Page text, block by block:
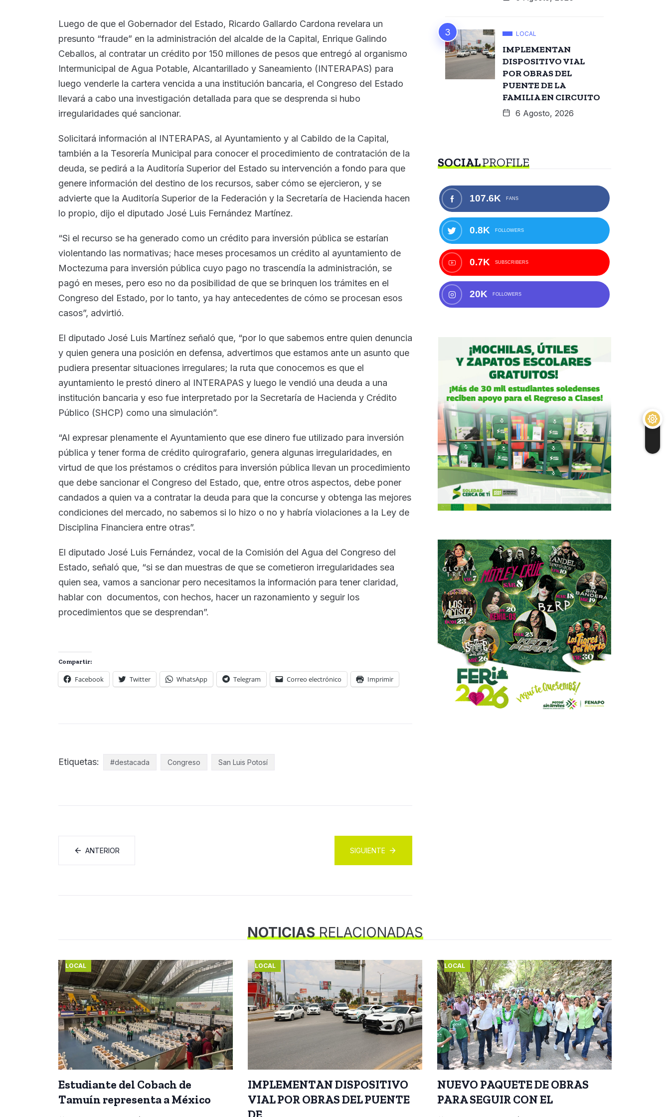
Luego de que el Gobernador del Estado, Ricardo Gallardo Cardona revelara un
presunto “fraude” en la administración del alcalde de la Capital, Enrique Galindo
Ceballos, al contratar un crédito por 150 millones de pesos que entregó al organismo
Intermunicipal de Agua Potable, Alcantarillado y Saneamiento (INTERAPAS) para
luego venderle la cartera vencida a una institución bancaria, el Congreso del Estado
llevará a cabo una investigación detallada para que se desprenda si hubo
irregularidades qué sancionar.
Solicitará información al INTERAPAS, al Ayuntamiento y al Cabildo de la Capital,
también a la Tesorería Municipal para conocer el procedimiento de contratación de la
deuda, se pedirá a la Auditoría Superior del Estado su intervención a fondo para que
genere información del destino de los recursos, saber cómo se ejercieron, y se
advierte que la Auditoría Superior de la Federación y la Secretaría de Hacienda hacen
lo propio, dijo el diputado José Luis Fernández Martínez.
“Si el recurso se ha generado como un crédito para inversión pública se estarían
violentando las normativas; hace meses procesamos un crédito al ayuntamiento de
Moctezuma para inversión pública cuyo pago no trascendía la administración, se
pagó en meses, pero eso no da posibilidad de que se brinquen los trámites en el
Congreso del Estado, por lo tanto, ya hay antecedentes de cómo se procesan esos
casos”, advirtió.
El diputado José Luis Martínez señaló que, “por lo que sabemos entre quien denuncia
y quien genera una posición en defensa, advertimos que estamos ante un asunto que
pudiera presentar situaciones irregulares; la ruta que conocemos es que el
ayuntamiento le prestó dinero al INTERAPAS y luego le vendió una deuda a una
institución bancaria y eso fue interpretado por la Secretaría de Hacienda y Crédito
Público (SHCP) como una simulación”.
“Al expresar plenamente el Ayuntamiento que ese dinero fue utilizado para inversión
pública y tener forma de crédito quirografario, genera algunas irregularidades, en
virtud de que los préstamos o créditos para inversión pública llevan un procedimiento
que debe sancionar el Congreso del Estado, que, entre otros aspectos, debe poner
candados a quien va a contratar la deuda para que la concurse y obtenga las mejores
condiciones del mercado, no sabemos si lo hizo o no y habría violaciones a la Ley de
Disciplina Financiera entre otras”.
El diputado José Luis Fernández, vocal de la Comisión del Agua del Congreso del
Estado, señaló que, “si se dan muestras de que se cometieron irregularidades sea
quien sea, vamos a sancionar pero necesitamos la información para tener claridad,
hablar con documentos, con hechos, hacer un razonamiento y seguir los
procedimientos que se desprendan”.
Compartir:
Facebook Twitter WhatsApp Telegram Correo electrónico Imprimir
Etiquetas: #destacada Congreso San Luis Potosí
ANTERIOR SIGUIENTE
LOCAL
IMPLEMENTAN
DISPOSITIVO VIAL
POR OBRAS DEL
PUENTE DE LA
FAMILIA EN CIRCUITO
6 Agosto, 2026
SOCIALPROFILE
107.6K FANS
0.8K FOLLOWERS
0.7K SUBSCRIBERS
20K FOLLOWERS
NOTICIASRELACIONADAS
LOCAL
Estudiante del Cobach de
Tamuín representa a México
LOCAL
IMPLEMENTAN DISPOSITIVO
VIAL POR OBRAS DEL PUENTE
LOCAL
NUEVO PAQUETE DE OBRAS
PARA SEGUIR CON EL